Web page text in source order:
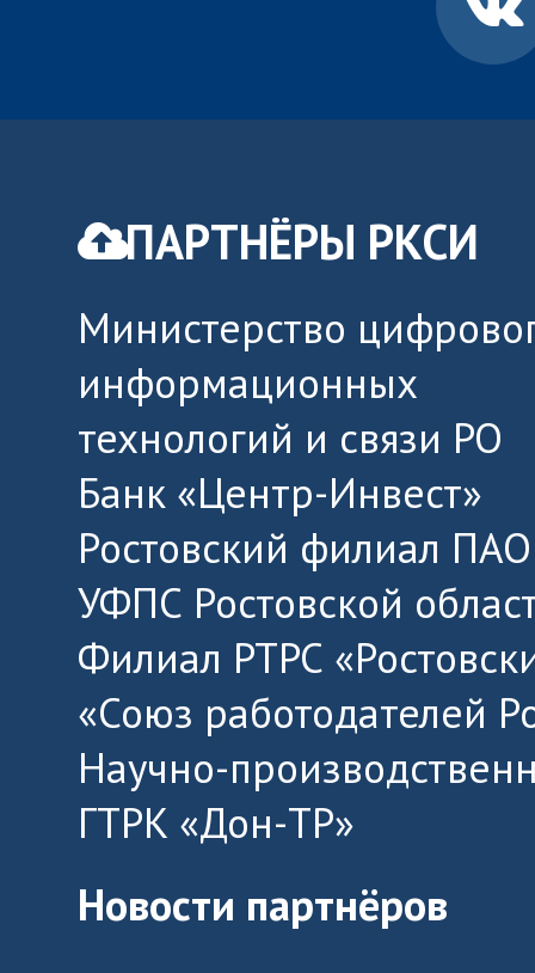
ПАРТНЁРЫ РКСИ
Министерство
информационных
технологий и связи РО
Банк «Центр-Инвест»
Ростовский филиал
УФПС Ростовской
Филиал РТРС
«Союз работодателей
Научно-
ГТРК «Дон-ТР»
Новости партнёров